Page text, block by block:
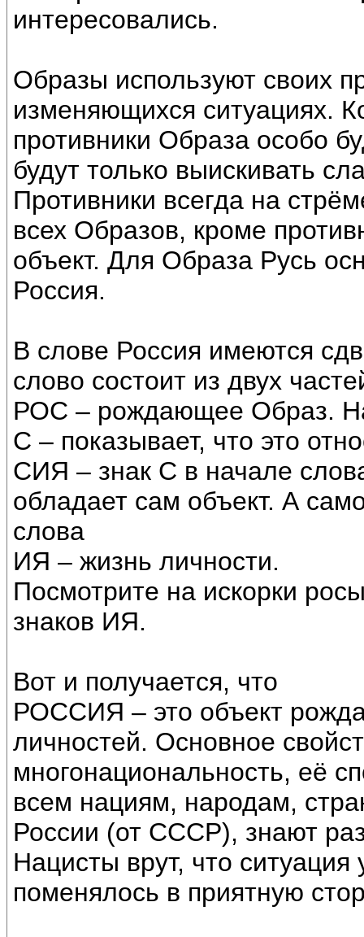
интересовались.
Образы используют своих
изменяющихся ситуациях.
противники Образа особо
будут только выискивать
Противники всегда на
всех Образов, кроме
объект. Для Образа Русь
Россия.
В слове Россия имеются
слово состоит из двух
РОС – рождающее Образ.
С – показывает, что это
СИЯ – знак С в начале
обладает сам объект. А
слова
ИЯ – жизнь личности.
Посмотрите на искорки
знаков ИЯ.
Вот и получается, что
РОССИЯ – это объект
личностей. Основное
многонациональность, её
всем нациям, народам,
России (от СССР), знают
Нацисты врут, что
поменялось в приятную